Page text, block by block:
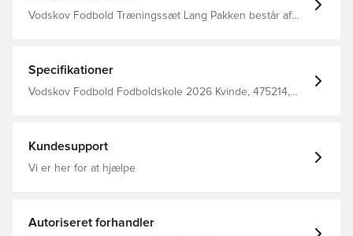
Vodskov Fodbold Træningssæt Lang Pakken består af
Specifikationer
Vodskov Fodbold Fodboldskole 2026 Kvinde, 475214,
Kundesupport
Vi er her for at hjælpe
Autoriseret forhandler